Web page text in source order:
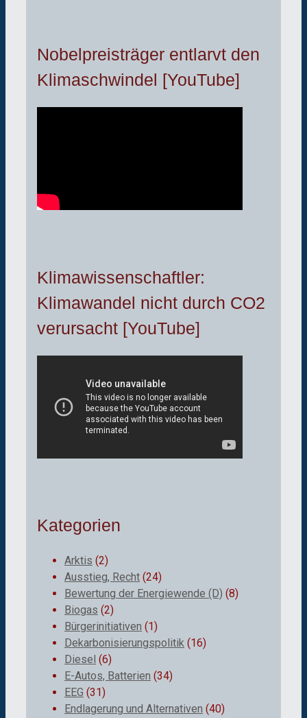
Nobelpreisträger entlarvt den
Klimaschwindel [YouTube]
Klimawissenschaftler:
Klimawandel nicht durch CO2
verursacht [YouTube]
Kategorien
Arktis (2)
Ausstieg, Recht (24)
Bewertung der Energiewende (D) (8)
Biogas (2)
Bürgerinitiativen (1)
Dekarbonisierungspolitik (16)
Diesel (6)
E-Autos, Batterien (34)
EEG (31)
Endlagerung und Alternativen (40)